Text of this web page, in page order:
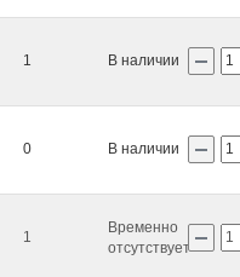
1 В наличии
0 В наличии
1
Временно
отсутствует